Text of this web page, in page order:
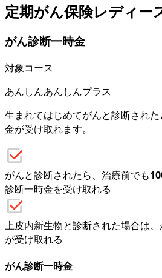
定期がん保険レディー
がん診断一時金
対象コース
あんしんあんしんプラス
生まれてはじめてがんと診断され
金が受け取れます。
がんと診断されたら、治療前でも
診断一時金を受け取れる
上皮内新生物と診断された場合は
が受け取れる
がん診断一時金